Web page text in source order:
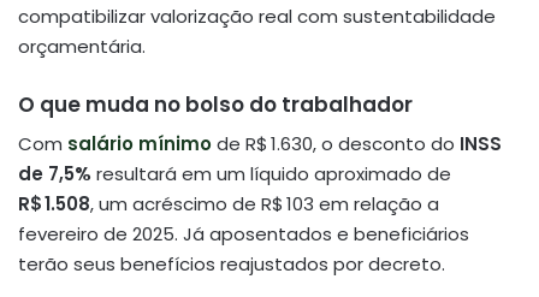
compatibilizar valorização real com sustentabilidade
orçamentária.
O que muda no bolso do trabalhador
Com salário mínimode R$ 1.630, o desconto do INSS
de 7,5% resultará em um líquido aproximado de
R$ 1.508, um acréscimo de R$ 103 em relação a
fevereiro de 2025. Já aposentados e beneficiários
terão seus benefícios reajustados por decreto.